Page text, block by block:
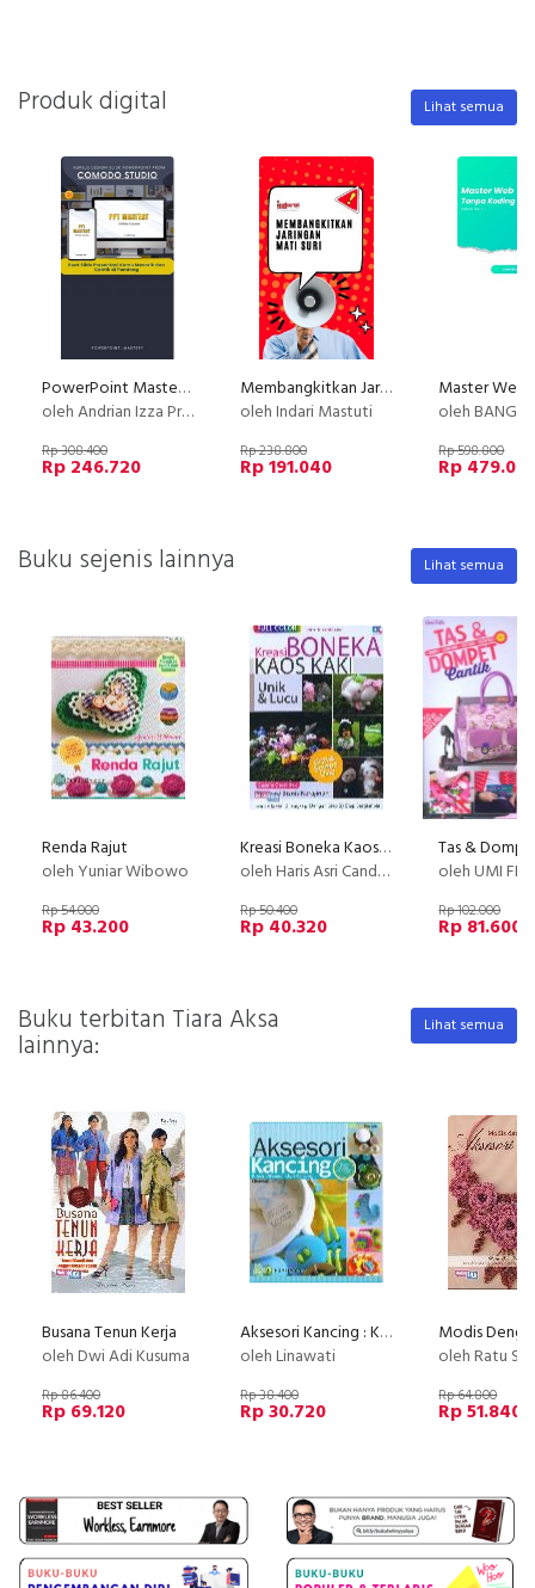
Produk digital Lihat semua
PowerPoint Mastery: Membuat Slide PowerPoint yang Menarik
oleh Andrian Izza Prayudhi
Rp 308.400
Rp 246.720
Membangkitkan Jaringan Mati Suri
oleh Indari Mastuti
Rp 238.800
Rp 191.040
oleh
Rp 598.800
Rp
Buku sejenis lainnya Lihat semua
Renda Rajut
oleh Yuniar Wibowo
Rp 54.000
Rp 43.200
Kreasi Boneka Kaos Kaki Unik & Lucu (Full Color)
oleh Haris Asri Candra Dewi
Rp 50.400
Rp 40.320
oleh UMI
Rp 102.000
Rp 81.600
Buku terbitan Tiara Aksa
lainnya:
Lihat semua
Busana Tenun Kerja
oleh Dwi Adi Kusuma
Rp 86.400
Rp 69.120
Aksesori Kancing : Kreasi Aksesori dari Kancing
oleh Linawati
Rp 38.400
Rp 30.720
oleh Ratu Sri
Rp 64.800
Rp 51.840